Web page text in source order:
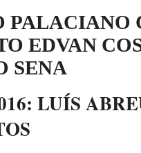
PALACIANO
EDVAN
SENA
LUÍS